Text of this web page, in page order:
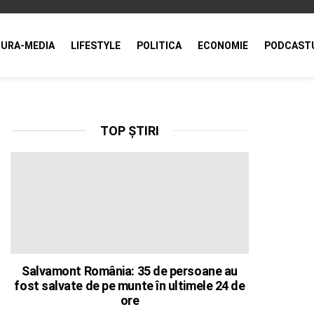
MEDIA LIFESTYLE POLITICA ECONOMIE
TOP ȘTIRI
Salvamont România: 35 de persoane au
fost salvate de pe munte în ultimele 24 de
ore